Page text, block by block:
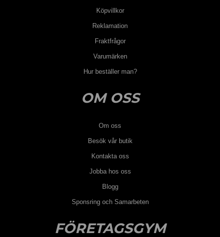
Köpvillkor
Reklamation
Fraktfrågor
Varumärken
Hur beställer man?
OM OSS
Om oss
Besök vår butik
Kontakta oss
Jobba hos oss
Blogg
Sponsring och Samarbeten
FÖRETAGSGYM